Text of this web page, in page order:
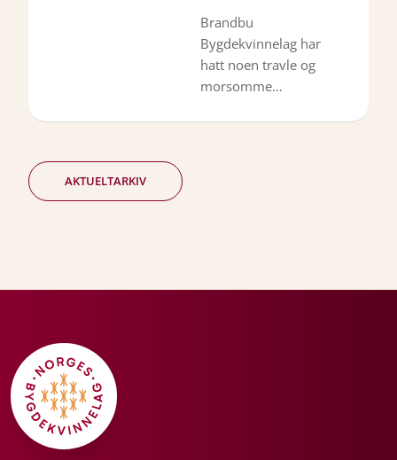
Brandbu
Bygdekvinnelag har
hatt noen travle og
morsomme…
AKTUELTARKIV